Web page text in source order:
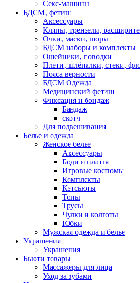
Секс-машины
БДСМ‚ фетиш
Аксессуары
Кляпы‚ трензели‚
Очки‚ маски‚ шоры
БДСМ наборы и комплекты
Ошейники‚ поводки
Плети‚ шлёпалки‚ стеки‚
Пояса верности
БДСМ Одежда
Медицинский фетиш
Фиксация и бондаж
Бандаж
скотч
Для подвешивания
Белье и одежда
Женское бельё
Аксессуары
Боди и платья
Игровые костюмы
Комплекты
Кэтсьюты
Топы
Трусы
Чулки и колготы
Юбки
Мужская одежда и белье
Украшения
Украшения
Бьюти товары
Массажеры для лица
Уход за зубами